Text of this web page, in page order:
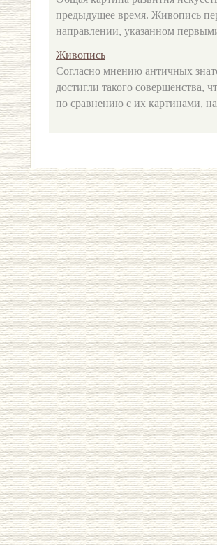
предыдущее время. Живопись
направлении, указанном
Живопись
Согласно мнению античных
достигли такого совершенства,
по сравнению с их картинами,